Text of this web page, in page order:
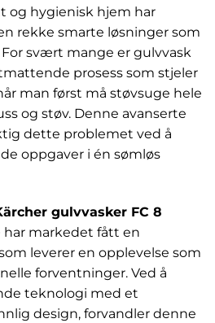
og hygienisk hjem har
rekke smarte løsninger som
svært mange er gulvvask
prosess som stjeler
man først må støvsuge hele
og støv. Denne avanserte
dette problemet ved å
oppgaver i én sømløs
gulvvasker FC 8
har markedet fått en
leverer en opplevelse som
forventninger. Ved å
teknologi med et
design, forvandler denne